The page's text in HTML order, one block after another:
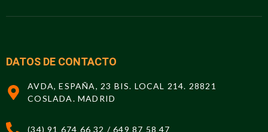
DATOS DE CONTACTO
AVDA, ESPAÑA, 23 BIS. LOCAL 214. 28821
COSLADA. MADRID
(34) 91 674 66 32 / 649 87 58 47